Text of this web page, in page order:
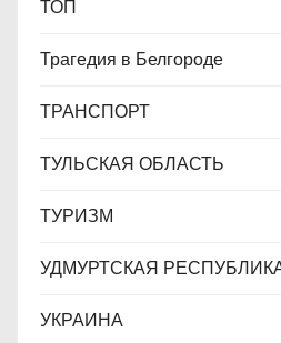
ТОП
Трагедия в Белгороде
ТРАНСПОРТ
ТУЛЬСКАЯ ОБЛАСТЬ
ТУРИЗМ
УДМУРТСКАЯ
УКРАИНА